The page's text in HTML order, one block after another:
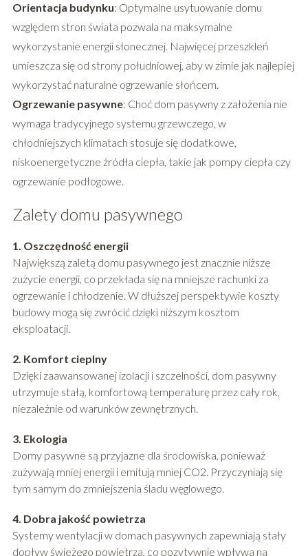
Orientacja budynku: Optymalne usytuowanie domu
względem stron świata pozwala na maksymalne
wykorzystanie energii słonecznej. Najwięcej przeszkleń
umieszcza się od strony południowej, aby w zimie jak najlepiej
wykorzystać naturalne ogrzewanie słońcem.
Ogrzewanie pasywne: Choć dom pasywny z założenia nie
wymaga tradycyjnego systemu grzewczego, w
chłodniejszych klimatach stosuje się dodatkowe,
niskoenergetyczne źródła ciepła, takie jak pompy ciepła czy
ogrzewanie podłogowe.
Zalety domu pasywnego
1. Oszczędność energii
Największą zaletą domu pasywnego jest znacznie niższe
zużycie energii, co przekłada się na mniejsze rachunki za
ogrzewanie i chłodzenie. W dłuższej perspektywie koszty
budowy mogą się zwrócić dzięki niższym kosztom
eksploatacji.
2. Komfort cieplny
Dzięki zaawansowanej izolacji i szczelności, dom pasywny
utrzymuje stałą, komfortową temperaturę przez cały rok,
niezależnie od warunków zewnętrznych.
3. Ekologia
Domy pasywne są przyjazne dla środowiska, ponieważ
zużywają mniej energii i emitują mniej CO2. Przyczyniają się
tym samym do zmniejszenia śladu węglowego.
4. Dobra jakość powietrza
Systemy wentylacji w domach pasywnych zapewniają stały
dopływ świeżego powietrza, co pozytywnie wpływa na